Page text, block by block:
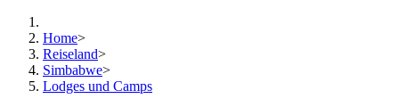
Home>
Reiseland>
Simbabwe>
Lodges und Camps